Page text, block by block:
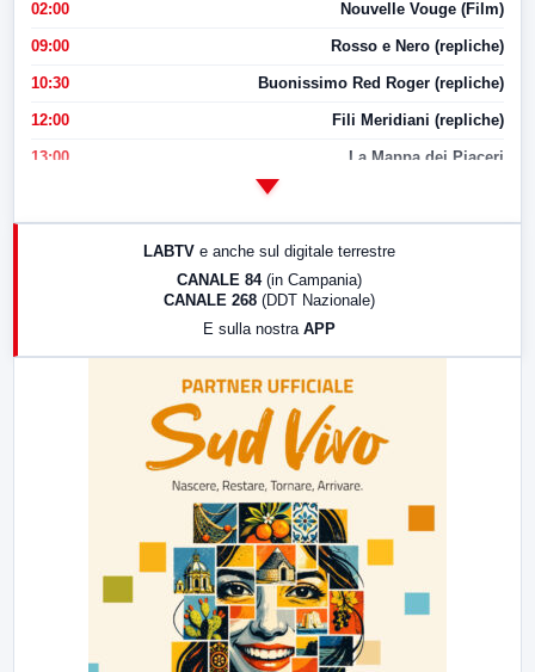
02:00 Nouvelle Vouge (Film)
09:00 Rosso e Nero (repliche)
10:30 Buonissimo Red Roger (repliche)
12:00 Fili Meridiani (repliche)
13:00 La Mappa dei Piaceri
LABTV e anche sul digitale terrestre
CANALE 84 (in Campania)
CANALE 268 (DDT Nazionale)
E sulla nostra APP